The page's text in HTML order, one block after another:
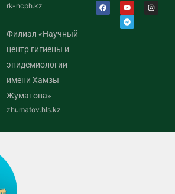
rk-ncph.kz
Филиал «Научный
центр гигиены и
эпидемиологии
имени Хамзы
Жуматова»
zhumatov.hls.kz